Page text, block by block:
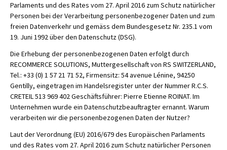
Parlaments und des Rates vom 27. April 2016 zum Schutz natürlicher
Personen bei der Verarbeitung personenbezogener Daten und zum
freien Datenverkehr und gemäss dem Bundesgesetz Nr. 235.1 vom
19. Juni 1992 über den Datenschutz (DSG).
Die Erhebung der personenbezogenen Daten erfolgt durch
RECOMMERCE SOLUTIONS, Muttergesellschaft von RS SWITZERLAND,
Tel.: +33 (0) 1 57 21 71 52, Firmensitz: 54 avenue Lénine, 94250
Gentilly, eingetragen im Handelsregister unter der Nummer R.C.S.
CRETEIL 513 969 402 Geschäftsführer: Pierre Etienne ROINAT. Im
Unternehmen wurde ein Datenschutzbeauftragter ernannt. Warum
verarbeiten wir die personenbezogenen Daten der Nutzer?
Laut der Verordnung (EU) 2016/679 des Europäischen Parlaments
und des Rates vom 27. April 2016 zum Schutz natürlicher Personen